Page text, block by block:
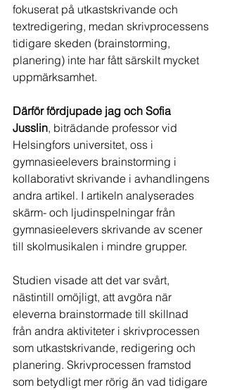
fokuserat på utkastskrivande och
textredigering, medan skrivprocessens
tidigare skeden (brainstorming,
planering) inte har fått särskilt mycket
uppmärksamhet.
Därför fördjupade jag och Sofia
Jusslin, biträdande professor vid
Helsingfors­ universitet, oss i
gymnasieelevers brain­storming i
kollaborativt skrivande i avhandlingens
andra artikel. I artikeln analyserades
skärm- och ljudinspelningar från
gymnasieelevers skrivande av scener
till skolmusikalen i mindre grupper.
Studien visade att det var svårt,
nästintill omöjligt, att avgöra när
eleverna brainstormade till skillnad
från andra aktiviteter i skrivprocessen
som utkastskrivande, redigering och
planering. Skrivprocessen framstod
som betydligt mer rörig än vad tidigare